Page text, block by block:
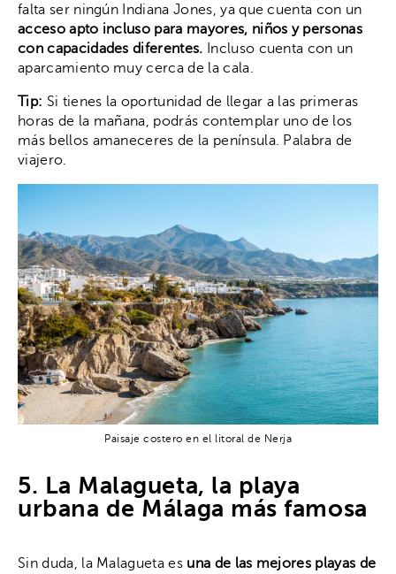
falta ser ningún Indiana Jones, ya que cuenta con un
acceso apto incluso para mayores, niños y personas
con capacidades diferentes. Incluso cuenta con un
aparcamiento muy cerca de la cala.
Tip: Si tienes la oportunidad de llegar a las primeras
horas de la mañana, podrás contemplar uno de los
más bellos amaneceres de la península. Palabra de
viajero.
Paisaje costero en el litoral de Nerja
5. La Malagueta, la playa
urbana de Málaga más famosa
Sin duda, la Malagueta es una de las mejores playas de